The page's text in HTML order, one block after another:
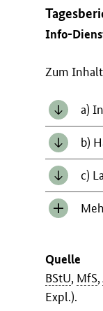
Info-
Zum
a)
b)
c)
Inhalt
Quelle
BStU, MfS,
Expl.).